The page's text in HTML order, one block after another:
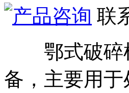
联
鄂式破
备，主要用